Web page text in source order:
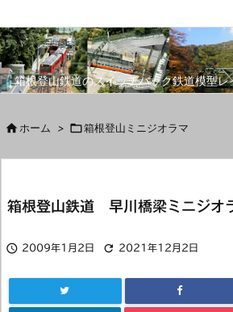
箱根登山鉄道のスイッチバック鉄道模型
 ホーム > 箱根登山ミニジオラマ
箱根登山鉄道 早川橋梁ミニジオ
 2009年1月2日  2021年12月2日